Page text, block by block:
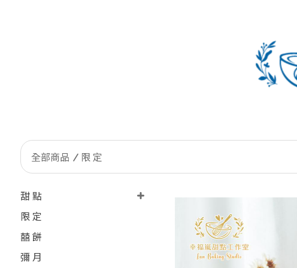
全部商品 限 定
甜 點
限 定
囍 餅
彌 月